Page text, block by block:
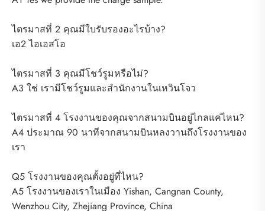
ไตรมาสที่ 2 คุณมีใบรับรองอะไรบ้าง?
เอ2 ไอเอสโอ
ไตรมาสที่ 3 คุณมีโชว์รูมหรือไม่?
A3 ใช่ เรามีโชว์รูมและสำนักงานในเหวินโจว
ไตรมาสที่ 4 โรงงานของคุณจากสนามบินอยู่ไกลแค่ไหน?
A4 ประมาณ 90 นาทีจากสนามบินหลงวานถึงโรงงานของ
เรา
Q5 โรงงานของคุณตั้งอยู่ที่ไหน?
A5 โรงงานของเราในเมือง Yishan, Cangnan County,
Wenzhou City, Zhejiang Province, China